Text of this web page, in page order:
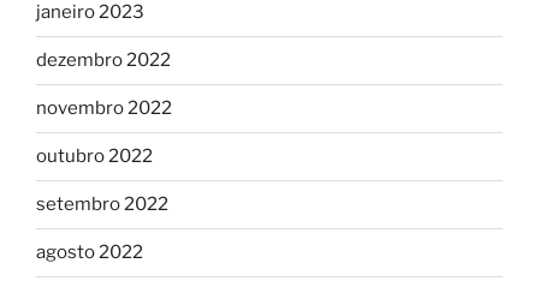
janeiro 2023
dezembro 2022
novembro 2022
outubro 2022
setembro 2022
agosto 2022